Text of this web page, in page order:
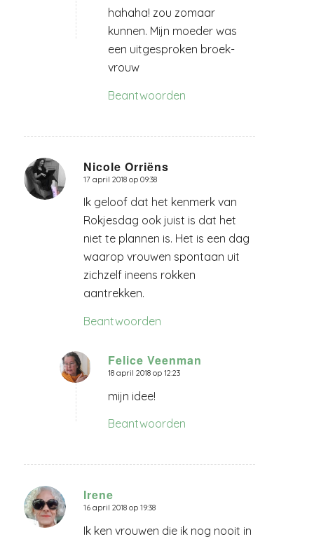
hahaha! zou zomaar
kunnen. Mijn moeder was
een uitgesproken broek-
vrouw
Beantwoorden
Nicole Orriëns
zegt:
17 april 2018 op 09:38
Ik geloof dat het kenmerk van
Rokjesdag ook juist is dat het
niet te plannen is. Het is een dag
waarop vrouwen spontaan uit
zichzelf ineens rokken
aantrekken.
Beantwoorden
Felice Veenman
zegt:
18 april 2018 op 12:23
mijn idee!
Beantwoorden
Irene
zegt:
16 april 2018 op 19:38
Ik ken vrouwen die ik nog nooit in